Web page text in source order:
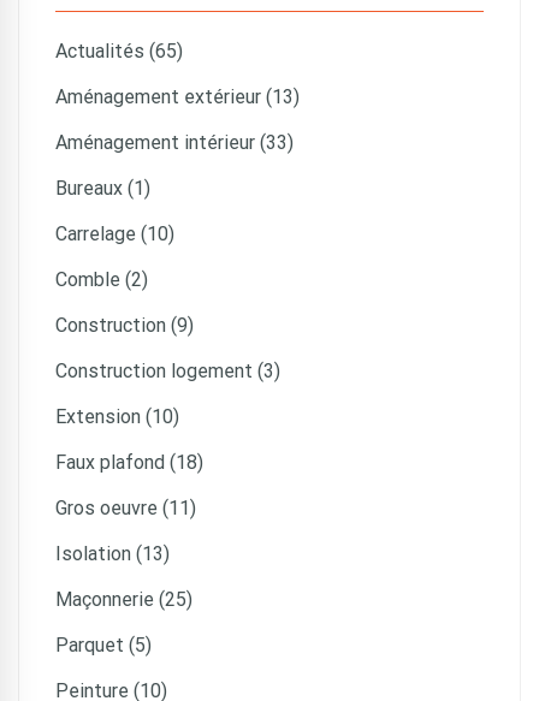
Actualités (65)
Aménagement extérieur (13)
Aménagement intérieur (33)
Bureaux (1)
Carrelage (10)
Comble (2)
Construction (9)
Construction logement (3)
Extension (10)
Faux plafond (18)
Gros oeuvre (11)
Isolation (13)
Maçonnerie (25)
Parquet (5)
Peinture (10)